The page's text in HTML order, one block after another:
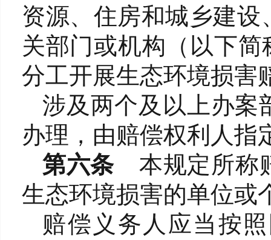
资源、住房和城乡建
关部门或机构（以下
分工开展生态环境损害
涉及两个及以上办案
办理，由赔偿权利人指
第六条
本规定所称
生态环境损害的单位或
赔偿义务人应当按